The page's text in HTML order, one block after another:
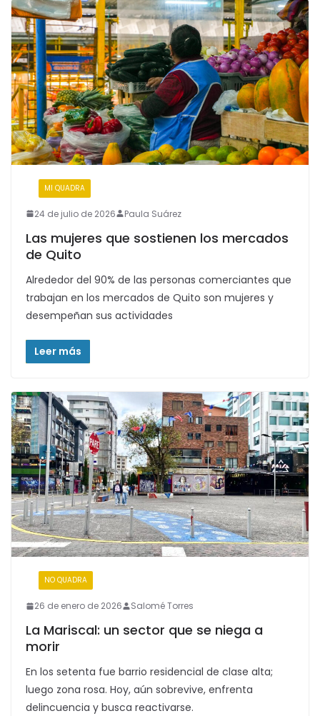
MI QUADRA
24 de julio de 2026 Paula Suárez
Las mujeres que sostienen los mercados
de Quito
Alrededor del 90% de las personas comerciantes que
trabajan en los mercados de Quito son mujeres y
desempeñan sus actividades
Leer más
NO QUADRA
26 de enero de 2026 Salomé Torres
La Mariscal: un sector que se niega a
morir
En los setenta fue barrio residencial de clase alta;
luego zona rosa. Hoy, aún sobrevive, enfrenta
delincuencia y busca reactivarse.